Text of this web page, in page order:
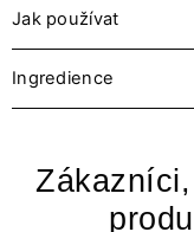
Jak používat
Ingredience